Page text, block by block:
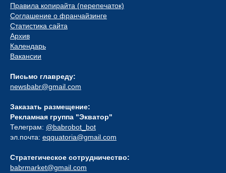
Правила копирайта (перепечаток)
Соглашение о франчайзинге
Статистика сайта
Архив
Календарь
Вакансии
Письмо главреду:
newsbabr@gmail.com
Заказать размещение:
Рекламная группа "Экватор"
Телеграм: @babrobot_bot
эл.почта: eqquatoria@gmail.com
Стратегическое сотрудничество:
babrmarket@gmail.com